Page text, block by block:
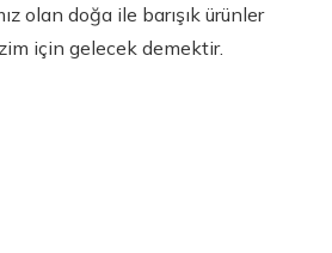
olan doğa ile barışık ürünler
için gelecek demektir.